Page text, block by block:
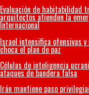
Evaluación de habitabilidad
arquitectos atienden la
Internacional
Israel intensifica ofensivas
choca el plan de paz
Células de inteligencia
ataques de bandera falsa
Irán mantiene paso